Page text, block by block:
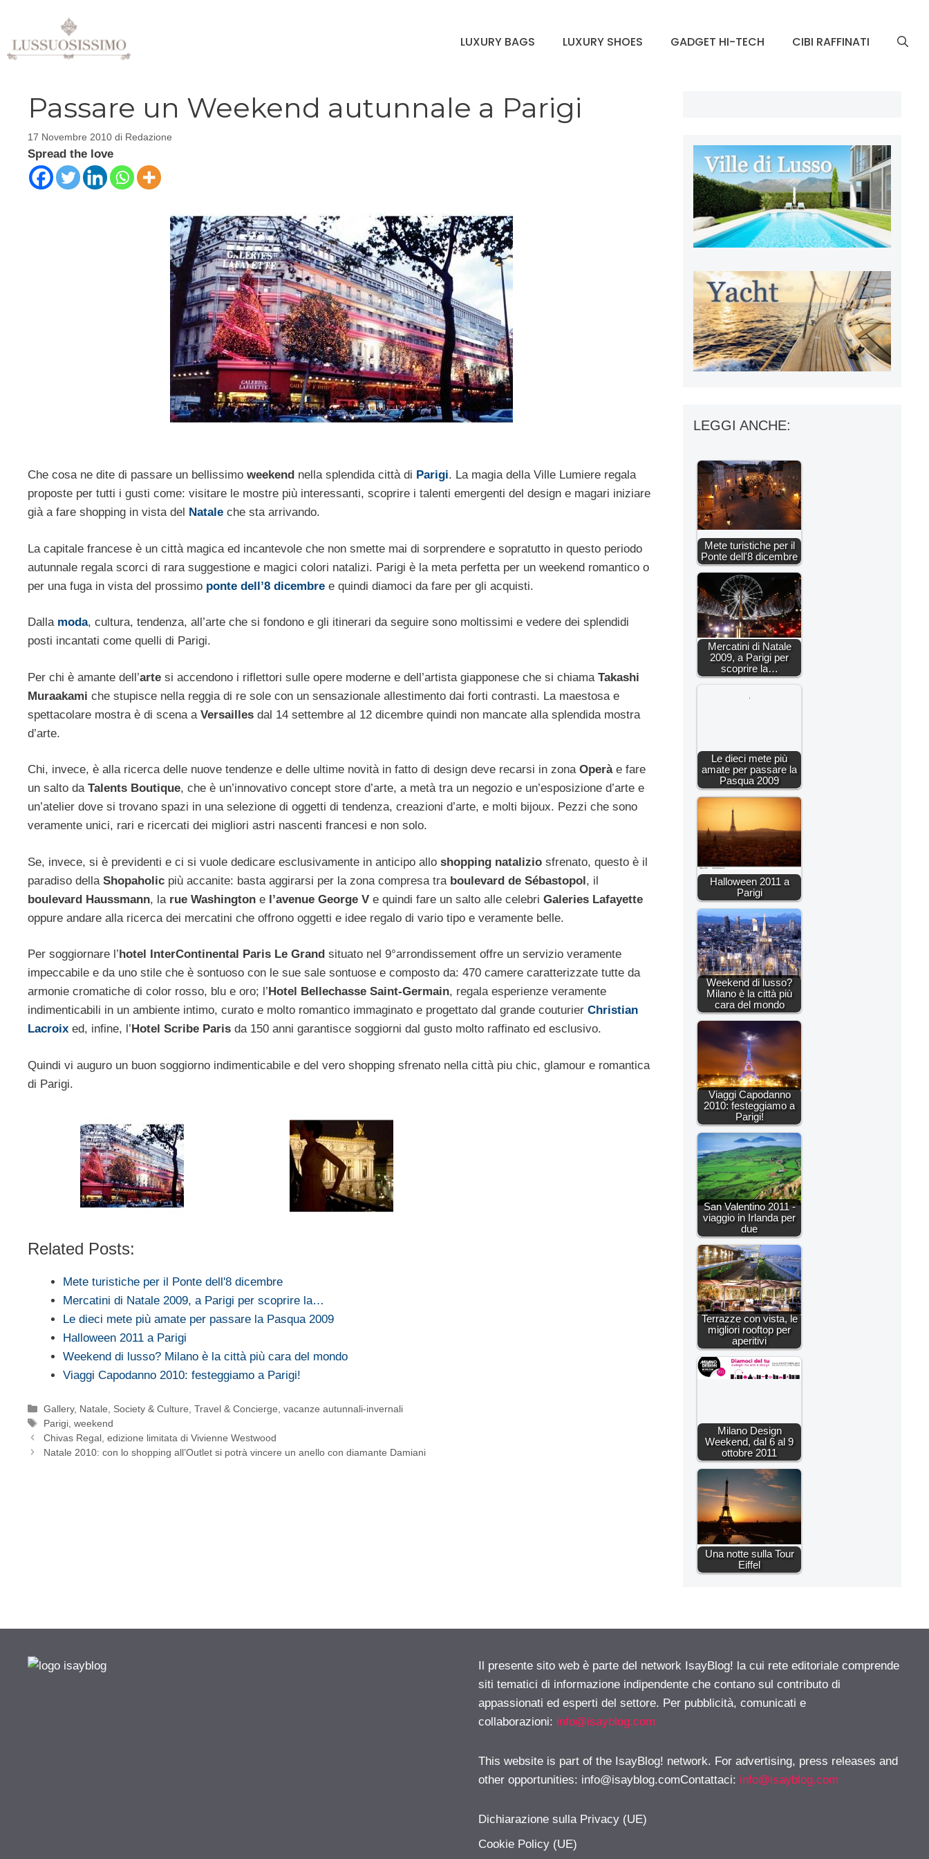
contenuto
LUXURY BAGS LUXURY SHOES GADGET HI-TECH CIBI RAFFINATI
Passare un Weekend autunnale a Parigi
17 Novembre 2010 di Redazione
Spread the love
Che cosa ne dite di passare un bellissimo weekend nella splendida città di Parigi. La magia della Ville Lumiere regala
proposte per tutti i gusti come: visitare le mostre più interessanti, scoprire i talenti emergenti del design e magari iniziare
già a fare shopping in vista del Natale che sta arrivando.
La capitale francese è un città magica ed incantevole che non smette mai di sorprendere e sopratutto in questo periodo
autunnale regala scorci di rara suggestione e magici colori natalizi. Parigi è la meta perfetta per un weekend romantico o
per una fuga in vista del prossimo ponte dell’8 dicembre e quindi diamoci da fare per gli acquisti.
Dalla moda, cultura, tendenza, all’arte che si fondono e gli itinerari da seguire sono moltissimi e vedere dei splendidi
posti incantati come quelli di Parigi.
Per chi è amante dell’arte si accendono i riflettori sulle opere moderne e dell’artista giapponese che si chiama Takashi
Muraakami che stupisce nella reggia di re sole con un sensazionale allestimento dai forti contrasti. La maestosa e
spettacolare mostra è di scena a Versailles dal 14 settembre al 12 dicembre quindi non mancate alla splendida mostra
d’arte.
Chi, invece, è alla ricerca delle nuove tendenze e delle ultime novità in fatto di design deve recarsi in zona Operàe fare
un salto da Talents Boutique, che è un’innovativo concept store d’arte, a metà tra un negozio e un’esposizione d’arte e
un’atelier dove si trovano spazi in una selezione di oggetti di tendenza, creazioni d’arte, e molti bijoux. Pezzi che sono
veramente unici, rari e ricercati dei migliori astri nascenti francesi e non solo.
Se, invece, si è previdenti e ci si vuole dedicare esclusivamente in anticipo allo shopping natalizio sfrenato, questo è il
paradiso della Shopaholic più accanite: basta aggirarsi per la zona compresa tra boulevard de Sébastopol, il
boulevard Haussmann, la rue Washington e l’avenue George V e quindi fare un salto alle celebri Galeries Lafayette
oppure andare alla ricerca dei mercatini che offrono oggetti e idee regalo di vario tipo e veramente belle.
Per soggiornare l’hotel InterContinental Paris Le Grand situato nel 9°arrondissement offre un servizio veramente
impeccabile e da uno stile che è sontuoso con le sue sale sontuose e composto da: 470 camere caratterizzate tutte da
armonie cromatiche di color rosso, blu e oro; l’Hotel Bellechasse Saint-Germain, regala esperienze veramente
indimenticabili in un ambiente intimo, curato e molto romantico immaginato e progettato dal grande couturier Christian
Lacroix ed, infine, l’Hotel Scribe Paris da 150 anni garantisce soggiorni dal gusto molto raffinato ed esclusivo.
Quindi vi auguro un buon soggiorno indimenticabile e del vero shopping sfrenato nella città piu chic, glamour e romantica
di Parigi.
Related Posts:
Mete turistiche per il Ponte dell'8 dicembre
Mercatini di Natale 2009, a Parigi per scoprire la…
Le dieci mete più amate per passare la Pasqua 2009
Halloween 2011 a Parigi
Weekend di lusso? Milano è la città più cara del mondo
Viaggi Capodanno 2010: festeggiamo a Parigi!
Categorie
Gallery, Natale Society & Culture ,Travel & Concierge ,vacanze autunnali-invernali
Tag
Parigi ,weekend
Chivas Regal, edizione limitata di Vivienne Westwood
Natale 2010: con lo shopping all’Outlet si potrà vincere un anello con diamante Damiani
LEGGI ANCHE:
Mete turistiche per il
Ponte dell'8 dicembre
Mercatini di Natale
2009, a Parigi per
scoprire la…
Le dieci mete più
amate per passare la
Pasqua 2009
Halloween 2011 a
Parigi
Weekend di lusso?
Milano è la città più
cara del mondo
Viaggi Capodanno
2010: festeggiamo a
Parigi!
San Valentino 2011 -
viaggio in Irlanda per
due
Terrazze con vista, le
migliori rooftop per
aperitivi
Milano Design
Weekend, dal 6 al 9
ottobre 2011
Una notte sulla Tour
Eiffel
Il presente sito web è parte del network IsayBlog! la cui rete editoriale comprende
siti tematici di informazione indipendente che contano sul contributo di
appassionati ed esperti del settore. Per pubblicità, comunicati e
collaborazioni: info@isayblog.com
This website is part of the IsayBlog! network. For advertising, press releases and
other opportunities: info@isayblog.comContattaci: info@isayblog.com
Dichiarazione sulla Privacy (UE)
Cookie Policy (UE)